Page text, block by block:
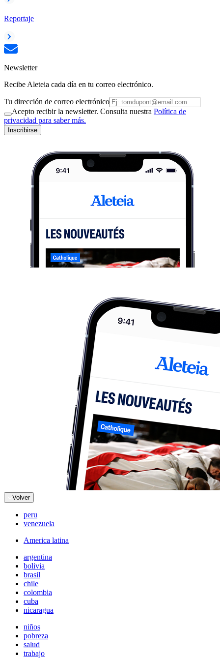
Reportaje
Newsletter
Recibe Aleteia cada día en tu correo electrónico.
Tu dirección de correo electrónico
Acepto recibir la newsletter. Consulta nuestra Política de
privacidad para saber más.
Inscribirse
Volver
peru
venezuela
America latina
argentina
bolivia
brasil
chile
colombia
cuba
nicaragua
niños
pobreza
salud
trabajo